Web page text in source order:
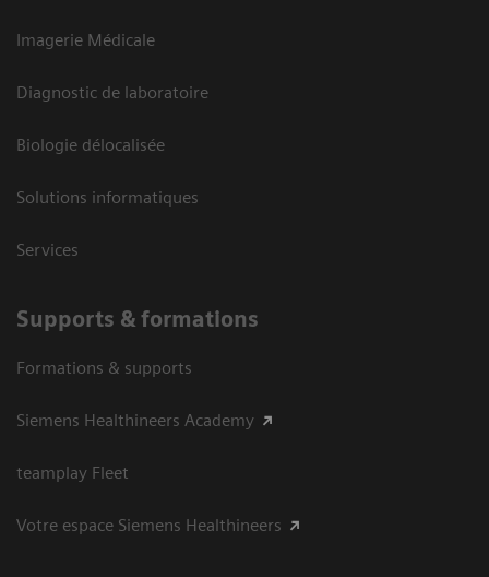
Imagerie Médicale
Diagnostic de laboratoire
Biologie délocalisée
Solutions informatiques
Services
Supports & formations
Formations & supports
Siemens Healthineers Academy
teamplay Fleet
Votre espace Siemens Healthineers